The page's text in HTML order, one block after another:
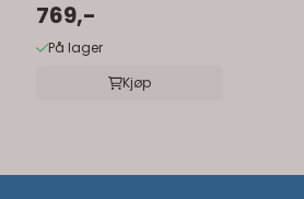
769,-
På lager
Kjøp